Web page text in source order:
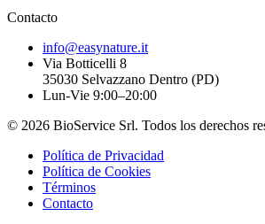
Contacto
info@easynature.it
Via Botticelli 8
35030 Selvazzano Dentro (PD)
Lun-Vie 9:00–20:00
© 2026 BioService Srl. Todos los derechos
Política de Privacidad
Política de Cookies
Términos
Contacto